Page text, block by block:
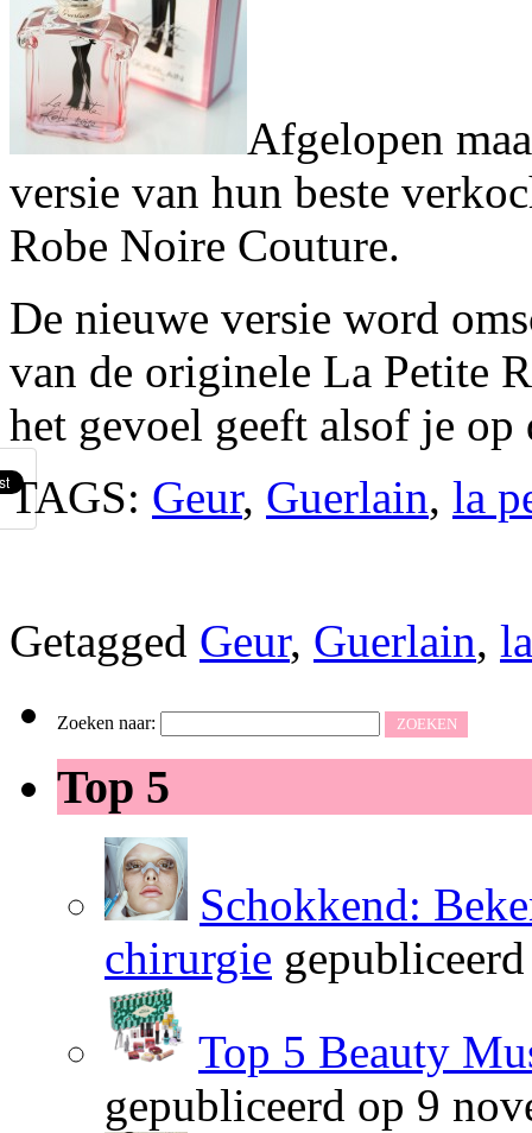
Afgelopen
versie van hun beste
Robe Noire Couture.
De nieuwe versie word
van de originele La Petite
het gevoel geeft alsof je op
TAGS: Geur, Guerlain, la
Getagged Geur, Guerlain,
Zoeken naar:
Top 5
Schokkend:
chirurgie
Top 5 Beauty
gepubliceerd op 9